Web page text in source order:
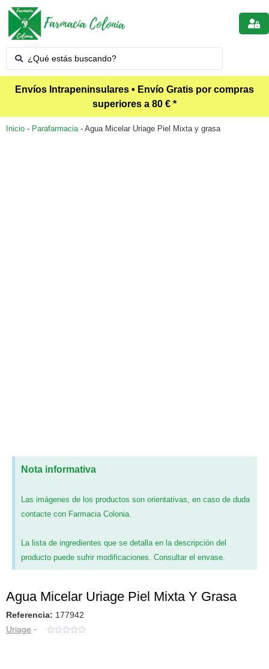
Envíos Intrapeninsulares • Envío Gratis por compras
superiores a 80 € *
Inicio - Parafarmacia- Agua Micelar Uriage Piel Mixta y grasa
Nota informativa
Las imágenes de los productos son orientativas, en caso de duda
contacte con Farmacia Colonia.
La lista de ingredientes que se detalla en la descripción del
producto puede sufrir modificaciones. Consultar el envase.
Agua Micelar Uriage Piel Mixta Y Grasa
Referencia: 177942
Uriage - 